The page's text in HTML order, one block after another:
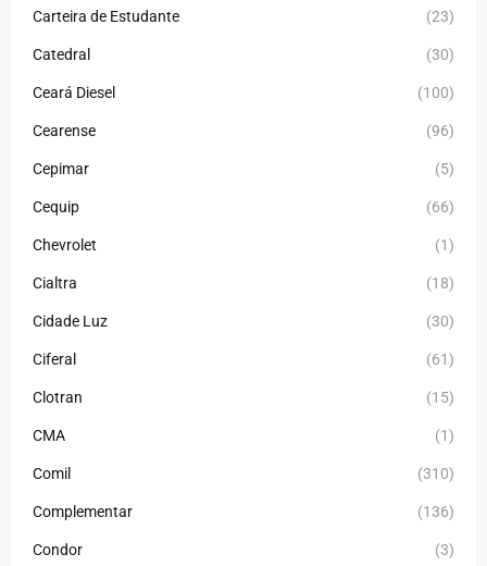
Carteira de Estudante (23)
Catedral (30)
Ceará Diesel (100)
Cearense (96)
Cepimar (5)
Cequip (66)
Chevrolet (1)
Cialtra (18)
Cidade Luz (30)
Ciferal (61)
Clotran (15)
CMA (1)
Comil (310)
Complementar (136)
Condor (3)